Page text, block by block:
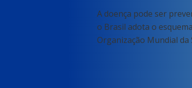
A doença pode ser
o Brasil adota o
Organização Mundial da